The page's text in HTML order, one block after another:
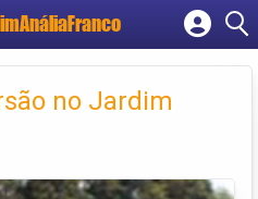
empresa
Fazer login
contano Jardim